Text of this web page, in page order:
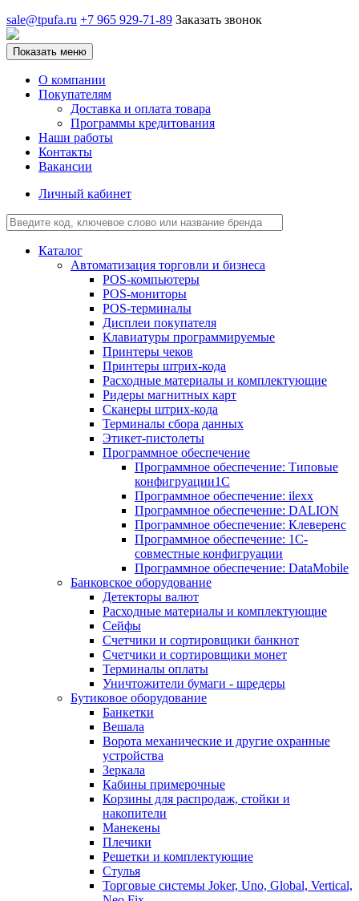
sale@tpufa.ru +7 965 929-71-89 Заказать звонок
Показать меню
О компании
Покупателям
Доставка и оплата товара
Программы кредитования
Наши работы
Контакты
Вакансии
Личный кабинет
Каталог
Автоматизация торговли и бизнеса
POS-компьютеры
POS-мониторы
POS-терминалы
Дисплеи покупателя
Клавиатуры программируемые
Принтеры чеков
Принтеры штрих-кода
Расходные материалы и комплектующие
Ридеры магнитных карт
Сканеры штрих-кода
Терминалы сбора данных
Этикет-пистолеты
Программное обеспечение
Программное обеспечение: Типовые
конфигруации1С
Программное обеспечение: ilexx
Программное обеспечение: DALION
Программное обеспечение: Клеверенс
Программное обеспечение: 1С-
совместные конфигруации
Программное обеспечение: DataMobile
Банковское оборудование
Детекторы валют
Расходные материалы и комплектующие
Сейфы
Счетчики и сортировщики банкнот
Счетчики и сортировщики монет
Терминалы оплаты
Уничтожители бумаги - шредеры
Бутиковое оборудование
Банкетки
Вешала
Ворота механические и другие охранные
устройства
Зеркала
Кабины примерочные
Корзины для распродаж, стойки и
накопители
Манекены
Плечики
Решетки и комплектующие
Стулья
Торговые системы Joker, Uno, Global, Vertical,